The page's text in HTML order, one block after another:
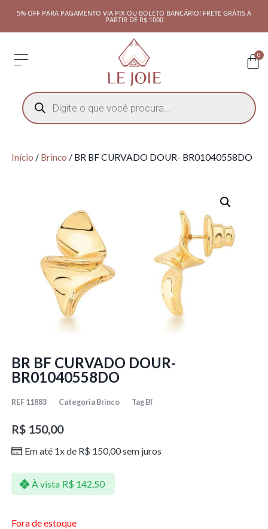
5% OFF PARA PAGAMENTO VIA PIX OU BOLETO BANCÁRIO! FRETE GRÁTIS A
PARTIR DE R$ 1000
0
Início / Brinco / BR BF CURVADO DOUR- BR01040558DO
BR BF CURVADO DOUR-
BR01040558DO
REF 11883 Categoria Brinco Tag Bf
R$150,00
Em até 1x de R$ 150,00sem juros
À vista R$ 142,50
Fora de estoque